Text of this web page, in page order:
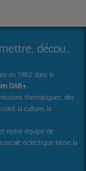
RPL Radio : partager, transmettre, découvrir et surprendre
en 1982 dans la
en DAB+.
thématiques, des
la culture, la
notre équipe de
éclectique laisse la